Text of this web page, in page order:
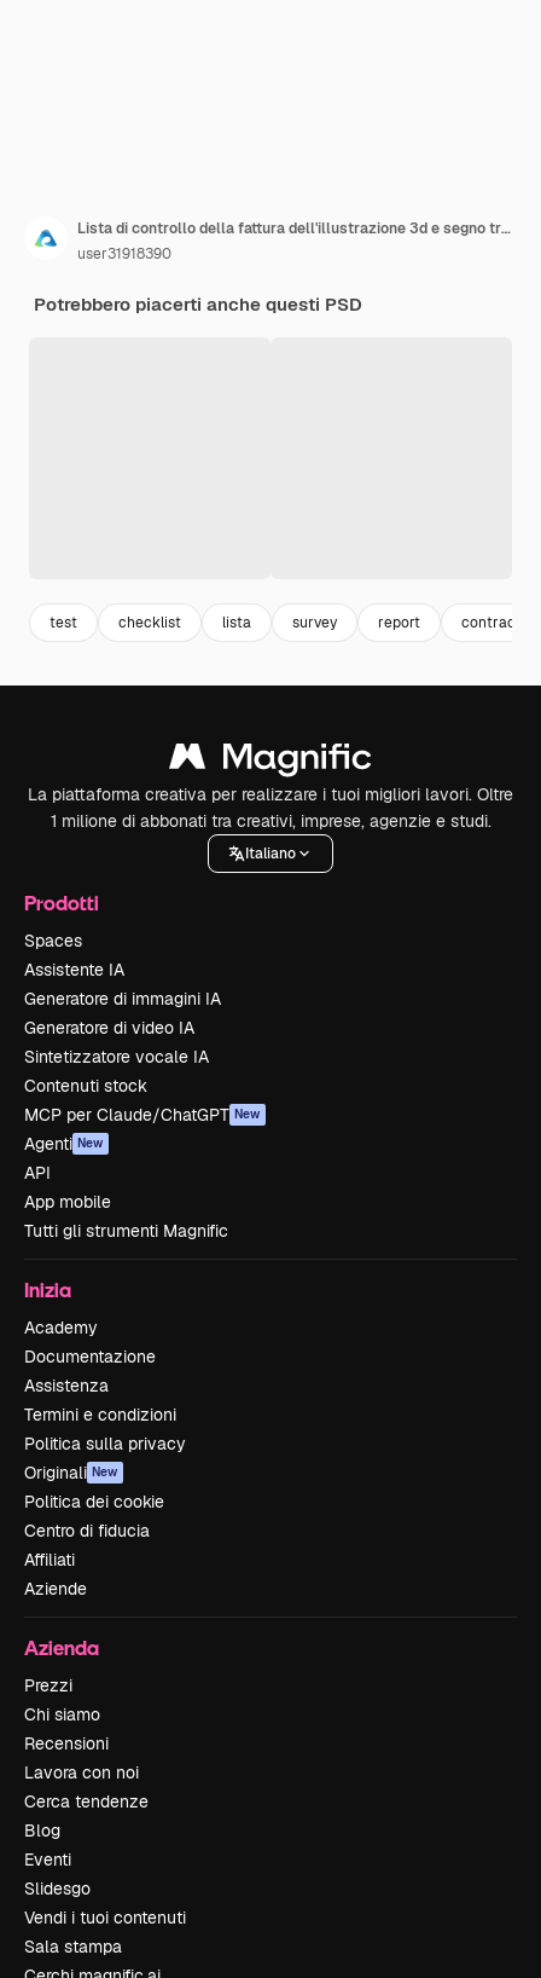
Lista di controllo della fattura dell'illustrazione 3d e segno trasversale
user31918390
Potrebbero piacerti anche questi PSD
test checklist lista survey report contract
La piattaforma creativa per realizzare i tuoi migliori lavori. Oltre
1 milione di abbonati tra creativi, imprese, agenzie e studi.
Italiano
Prodotti
Spaces
Assistente IA
Generatore di immagini IA
Generatore di video IA
Sintetizzatore vocale IA
Contenuti stock
MCP per Claude/ChatGPT New
Agenti New
API
App mobile
Tutti gli strumenti Magnific
Inizia
Academy
Documentazione
Assistenza
Termini e condizioni
Politica sulla privacy
Originali New
Politica dei cookie
Centro di fiducia
Affiliati
Aziende
Azienda
Prezzi
Chi siamo
Recensioni
Lavora con noi
Cerca tendenze
Blog
Eventi
Slidesgo
Vendi i tuoi contenuti
Sala stampa